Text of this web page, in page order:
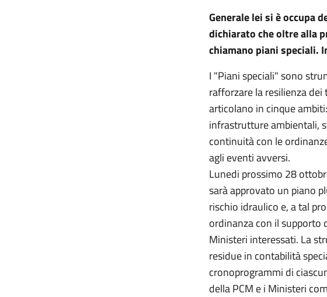
Generale lei si è occupa
dichiarato che oltre alla
chiamano piani speciali.
I "Piani speciali" sono
rafforzare la resilienza dei
articolano in cinque
infrastrutture ambientali,
continuità con le
agli eventi avversi.
Lunedi prossimo 28
sarà approvato un piano
rischio idraulico e, a tal
ordinanza con il supporto
Ministeri interessati. La
residue in contabilità
cronoprogrammi di
della PCM e i Ministeri